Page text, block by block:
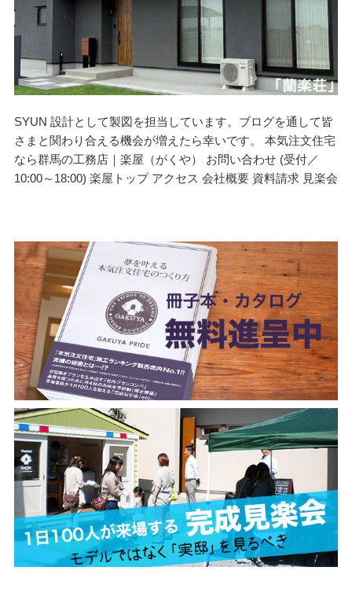
SYUN 設計として製図を担当しています。ブログを通して皆
さまと関わり合える機会が増えたら幸いです。 本気注文住宅
なら群馬の工務店｜楽屋（がくや） お問い合わせ (受付／
10:00～18:00) 楽屋トップ アクセス 会社概要 資料請求 見楽会